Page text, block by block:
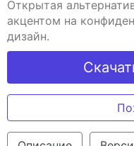
Открытая
акцентом на
дизайн.